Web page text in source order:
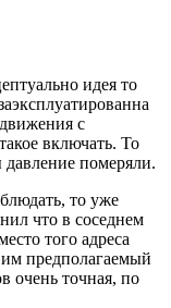
идея то
с
включать. То
давление померяли.
то уже
что в соседнем
того адреса
предполагаемый
очень точная, по